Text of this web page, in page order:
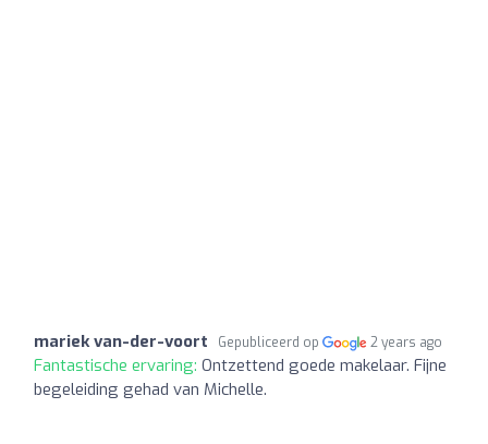
mariek van-der-voort Gepubliceerd op 2 years ago
Fantastische ervaring: Ontzettend goede makelaar. Fijne
begeleiding gehad van Michelle.